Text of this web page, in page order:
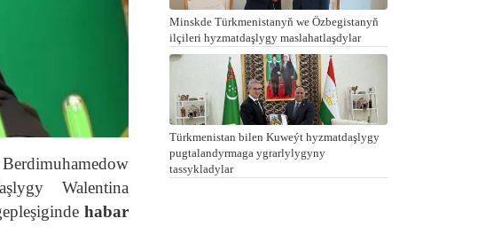
Walentina
habar
Minskde Türkmenistanyň we Özbegistanyň
ilçileri hyzmatdaşlygy maslahatlaşdylar
Türkmenistan bilen Kuweýt hyzmatdaşlygy
pugtalandyrmaga ygrarlylygyny
tassykladylar